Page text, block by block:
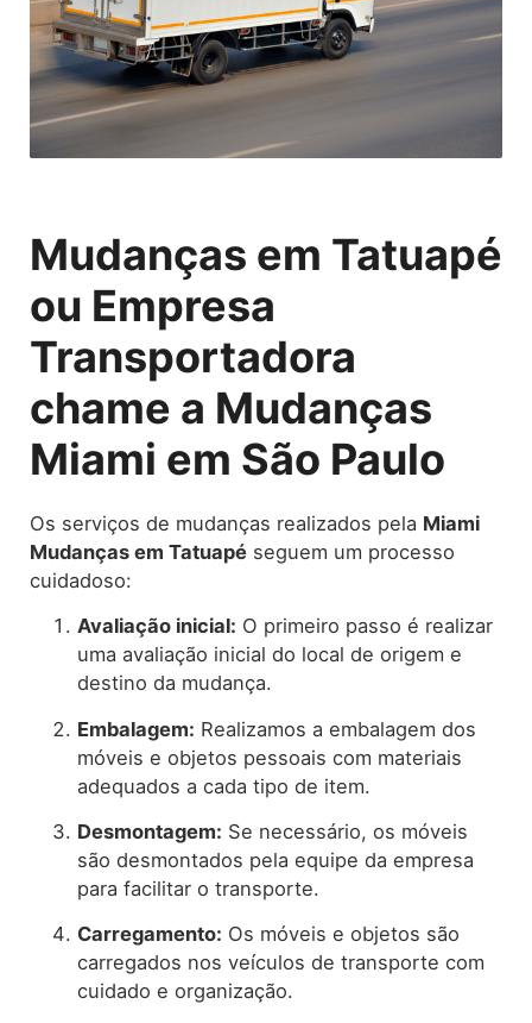
Mudanças em Tatuapé
ou Empresa
Transportadora
chame a Mudanças
Miami em São Paulo
Os serviços de mudanças realizados pela Miami
Mudanças em Tatuapé seguem um processo
cuidadoso:
Avaliação inicial: O primeiro passo é realizar
uma avaliação inicial do local de origem e
destino da mudança.
Embalagem: Realizamos a embalagem dos
móveis e objetos pessoais com materiais
adequados a cada tipo de item.
Desmontagem: Se necessário, os móveis
são desmontados pela equipe da empresa
para facilitar o transporte.
Carregamento: Os móveis e objetos são
carregados nos veículos de transporte com
cuidado e organização.